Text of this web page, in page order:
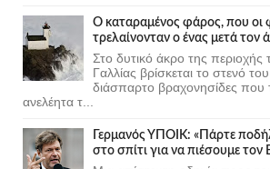
Ο καταραμένος φάρος, που οι
τρελαίνονταν ο ένας μετά τον
Στο δυτικό άκρο της περιοχής
Γαλλίας βρίσκεται το στενό
διάσπαρτο βραχονησίδες που
ανελέητα τ...
Γερμανός ΥΠΟΙΚ: «Πάρτε
στο σπίτι για να πιέσουμε τον